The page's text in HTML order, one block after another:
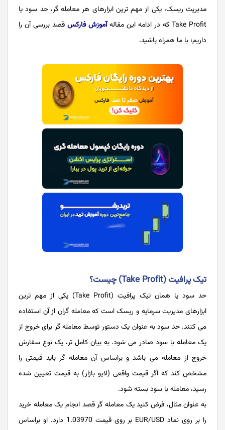
مدیریت ریسک، یکی از مهم ترین ابزارهای هر معامله گر، حد سود یا
Take Profit که در ادامه این مقاله
آموزش فارکس قصد بررسی آن را
داریم؛ با ما همراه باشید.
تیک پرافیت (Take Profit) چیست؟
حد سود یا همان تیک پرافیت (Take Profit) یکی از مهم ترین
ابزارهای مدیریت سرمایه و ریسک است که معامله گران از آن استفاده
می کنند. حد سود به عنوان یک دستور توسط معامله گر برای خروج از
یک معامله با سود صادر می شود. به بیان کامل تر، یک نوع سفارش
خروج از معامله می باشد و براساس آن معامله گر باید قیمتی را
مشخص کند که اگر قیمت واقعی (لایو بازار) به قیمت تعیین شده
رسید، معامله با سود بسته شود.
به عنوان مثال، فرض کنید یک معامله گر قصد انجام یک معامله خرید
را بر روی نماد EUR/USD بر روی قیمت 1.03970 دارد. او براساس